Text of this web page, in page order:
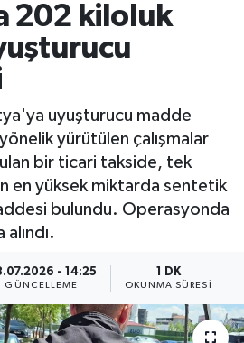
202 kiloluk
uyuşturucu madde
yürütülen çalışmalar
bir ticari takside, tek
en yüksek miktarda sentetik
bulundu. Operasyonda
- 14:25
GÜNCELLEME
1 DK
OKUNMA SÜRESI
ve Fikstür